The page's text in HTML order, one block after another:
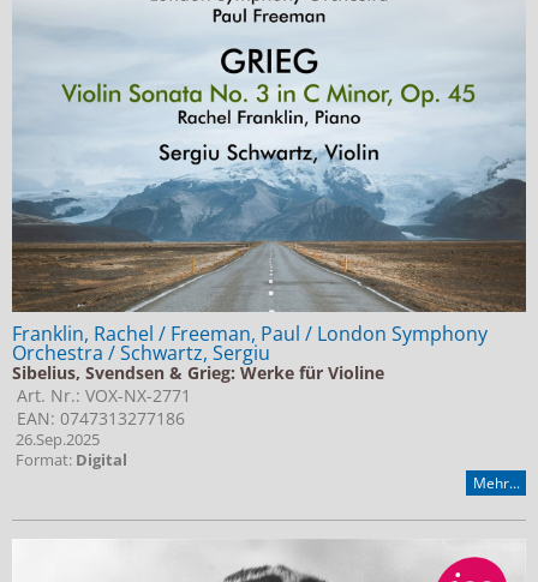
Franklin, Rachel / Freeman, Paul / London Symphony
Orchestra / Schwartz, Sergiu
Sibelius, Svendsen & Grieg: Werke für Violine
Art. Nr.: VOX-NX-2771
EAN: 0747313277186
26.Sep.2025
Format: Digital
Mehr...